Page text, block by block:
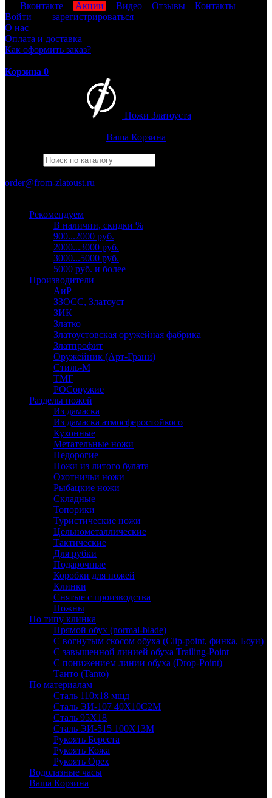
Вконтакте Акции Видео Отзывы
Контакты
Войти
зарегистрироваться
О нас
Оплата и доставка
Как оформить заказ?
Корзина 0
Ножи Златоуста
Ваша Корзина
order@from-zlatoust.ru
Рекомендуем
В наличии, скидки %
900...2000 руб.
2000...3000 руб.
3000...5000 руб.
5000 руб. и более
Производители
АиР
ЗЗОСС, Златоуст
ЗИК
Златко
Златоустовская оружейная фабрика
Златпрофит
Оружейник (Арт-Грани)
Стиль-М
ТМГ
РОСоружие
Разделы ножей
Из дамаска
Из дамаска атмосферостойкого
Кухонные
Метательные ножи
Недорогие
Ножи из литого булата
Охотничьи ножи
Рыбацкие ножи
Складные
Топорики
Туристические ножи
Цельнометаллические
Тактические
Для рубки
Подарочные
Коробки для ножей
Клинки
Снятые с производства
Ножны
По типу клинка
Прямой обух (normal-blade)
С вогнутым скосом обуха (Clip-point, финка, Боуи)
С завышенной линией обуха Trailing-Point
С понижением линии обуха (Drop-Point)
Танто (Tanto)
По материалам
Сталь 110х18 мшд
Сталь ЭИ-107 40Х10С2М
Сталь 95Х18
Сталь ЭИ-515 100Х13М
Рукоять Береста
Рукоять Кожа
Рукоять Орех
Водолазные часы
Ваша Корзина